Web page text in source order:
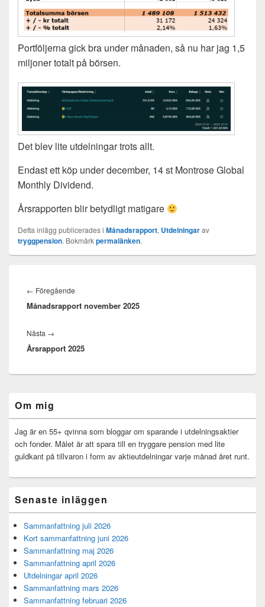
Portföljerna gick bra under månaden, så nu har jag 1,5
miljoner totalt på börsen.
Det blev lite utdelningar trots allt.
Endast ett köp under december, 14 st Montrose Global
Monthly Dividend.
Årsrapporten blir betydligt matigare
Detta inlägg publicerades i Månadsrapport, Utdelningarav
tryggpension. Bokmärkpermalänken.
← Föregående
inlägg:
Månadsrapport november 2025
Nästa →
inlägg:
Årsrapport 2025
sidofältet
Widget
område
Om mig
Jag är en 55+ qvinna som bloggar om sparande i utdelningsaktier
och fonder. Målet är att spara till en tryggare pension med lite
guldkant på tillvaron i form av aktieutdelningar varje månad året runt.
Senaste inläggen
Sammanfattning juli 2026
Kort sammanfattning juni 2026
Sammanfattning maj 2026
Sammanfattning april 2026
Utdelningar april 2026
Sammanfattning mars 2026
Sammanfattning februari 2026